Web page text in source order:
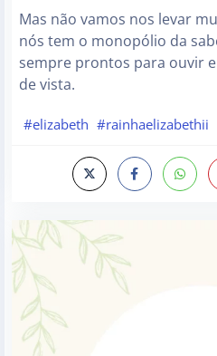
Mas não vamos nos levar
nós tem o monopólio da
sempre prontos para ouvir
de vista.
#elizabeth #rainhaelizabethii